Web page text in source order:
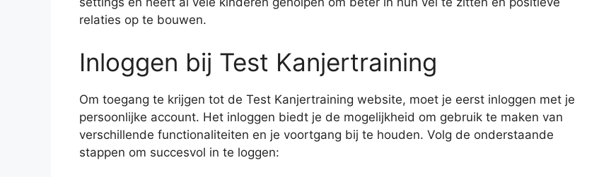
relaties op te bouwen.
Inloggen bij Test Kanjertraining
Om toegang te krijgen tot de Test Kanjertraining website, moet je eerst inloggen met je
persoonlijke account. Het inloggen biedt je de mogelijkheid om gebruik te maken van
verschillende functionaliteiten en je voortgang bij te houden. Volg de onderstaande
stappen om succesvol in te loggen: